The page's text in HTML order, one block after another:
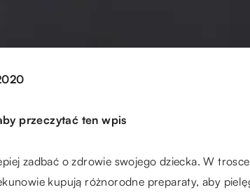
przeczytać ten wpis
zadbać o zdrowie swojego dziecka. W
kupują różnorodne preparaty, aby